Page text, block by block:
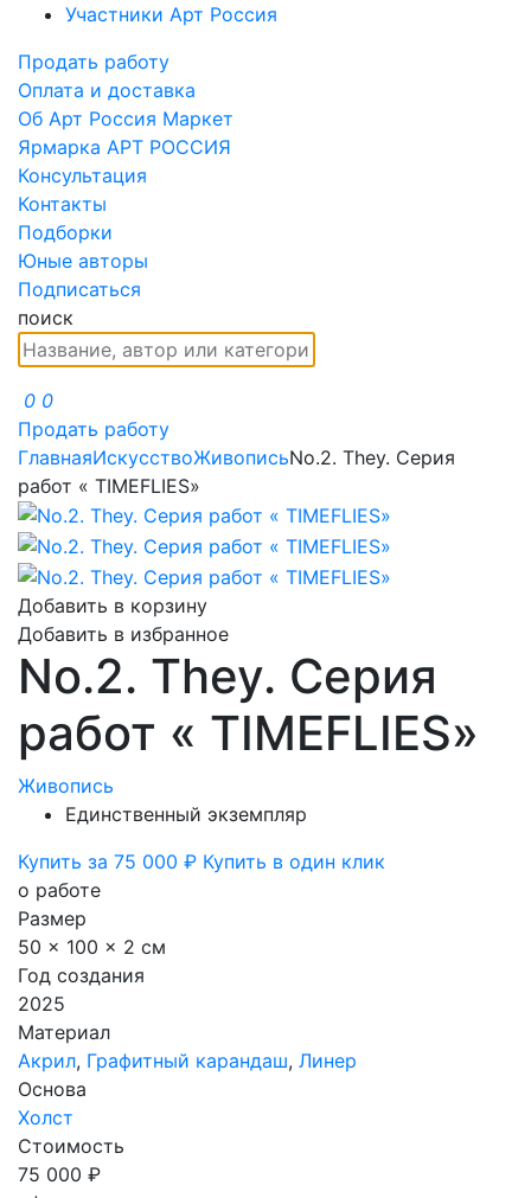
Участники Арт Россия
Продать работу
Оплата и доставка
Об Арт Россия Маркет
Ярмарка АРТ РОССИЯ
Консультация
Контакты
Подборки
Юные авторы
Подписаться
поиск
0 0
Продать работу
ГлавнаяИскусствоЖивописьNo.2. They. Серия
работ « TIMEFLIES»
Добавить в корзину
Добавить в избранное
No.2. They. Серия
работ « TIMEFLIES»
Живопись
Единственный экземпляр
Купить за 75 000 ₽ Купить в один клик
о работе
Размер
50 x 100 x 2 см
Год создания
2025
Материал
Акрил, Графитный карандаш, Линер
Основа
Холст
Стоимость
75 000 ₽